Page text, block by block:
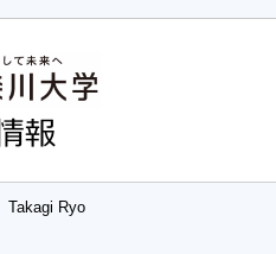
Takagi Ryo